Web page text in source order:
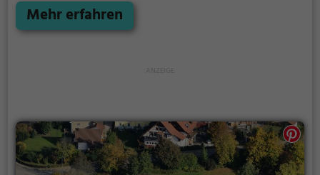
historische Aspekte aus längst vergangenen Zeiten
und bietet einen kleinen Einblick in die Geschichte.
Mehr erfahren